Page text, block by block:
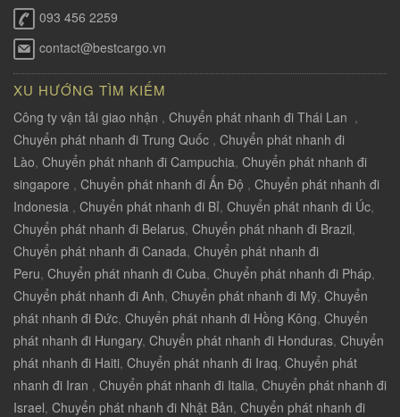
093 456 2259
contact@bestcargo.vn
XU HƯỚNG TÌM KIẾM
Công ty vận tải giao nhận , Chuyển phát nhanh đi Thái Lan ,
Chuyển phát nhanh đi Trung Quốc , Chuyển phát nhanh đi
Lào, Chuyển phát nhanh đi Campuchia, Chuyển phát nhanh đi
singapore , Chuyển phát nhanh đi Ấn Độ , Chuyển phát nhanh đi
Indonesia , Chuyển phát nhanh đi Bỉ, Chuyển phát nhanh đi Úc,
Chuyển phát nhanh đi Belarus, Chuyển phát nhanh đi Brazil,
Chuyển phát nhanh đi Canada, Chuyển phát nhanh đi
Peru, Chuyển phát nhanh đi Cuba, Chuyển phát nhanh đi Pháp,
Chuyển phát nhanh đi Anh, Chuyển phát nhanh đi Mỹ, Chuyển
phát nhanh đi Đức, Chuyển phát nhanh đi Hồng Kông, Chuyển
phát nhanh đi Hungary, Chuyển phát nhanh đi Honduras, Chuyển
phát nhanh đi Haiti, Chuyển phát nhanh đi Iraq, Chuyển phát
nhanh đi Iran , Chuyển phát nhanh đi Italia, Chuyển phát nhanh đi
Israel, Chuyển phát nhanh đi Nhật Bản, Chuyển phát nhanh đi